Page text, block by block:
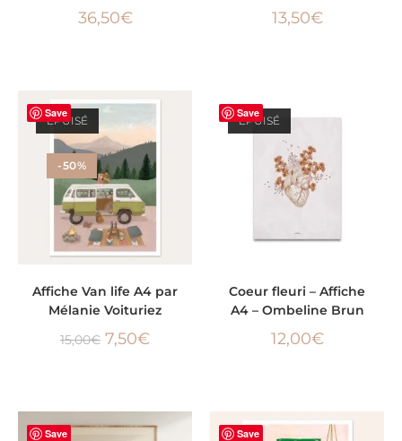
36,50€ 13,50€
Save
ÉPUISÉ
-50%
Affiche Van life A4 par
Mélanie Voituriez
15,00€ 7,50€
Save
ÉPUISÉ
Coeur fleuri – Affiche
A4 – Ombeline Brun
12,00€
Save Save